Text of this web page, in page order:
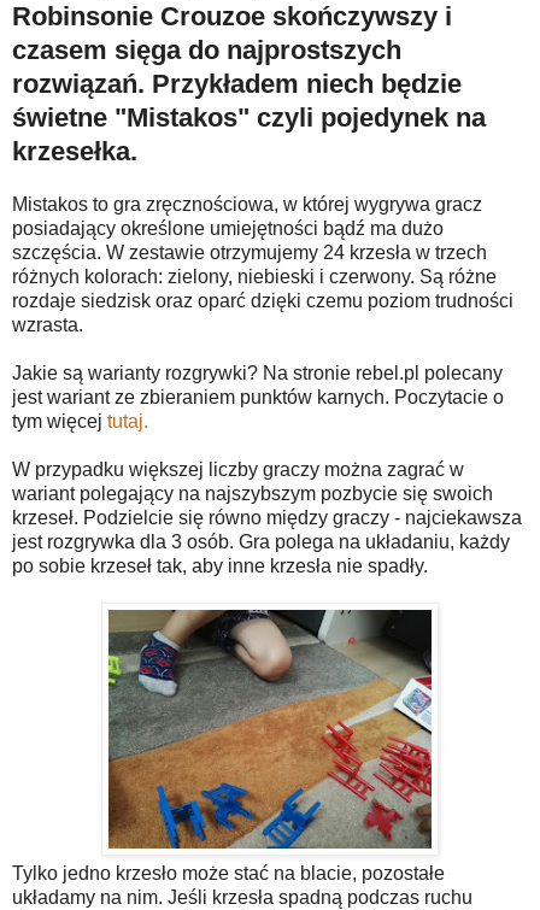
Robinsonie Crouzoe skończywszy i
czasem sięga do najprostszych
rozwiązań. Przykładem niech będzie
świetne "Mistakos" czyli pojedynek na
krzesełka.
Mistakos to gra zręcznościowa, w której wygrywa gracz
posiadający określone umiejętności bądź ma dużo
szczęścia. W zestawie otrzymujemy 24 krzesła w trzech
różnych kolorach: zielony, niebieski i czerwony. Są różne
rozdaje siedzisk oraz oparć dzięki czemu poziom trudności
wzrasta.
Jakie są warianty rozgrywki? Na stronie rebel.pl polecany
jest wariant ze zbieraniem punktów karnych. Poczytacie o
tym więcej tutaj.
W przypadku większej liczby graczy można zagrać w
wariant polegający na najszybszym pozbycie się swoich
krzeseł. Podzielcie się równo między graczy - najciekawsza
jest rozgrywka dla 3 osób. Gra polega na układaniu, każdy
po sobie krzeseł tak, aby inne krzesła nie spadły.
Tylko jedno krzesło może stać na blacie, pozostałe
układamy na nim. Jeśli krzesła spadną podczas ruchu